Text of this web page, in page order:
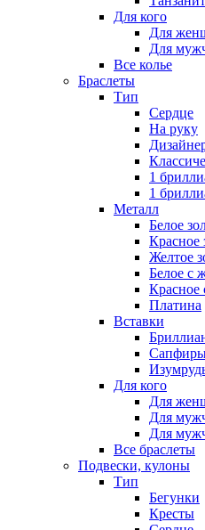
Для кого
Для
Для
Все колье
Браслеты
Тип
Сердце
На руку
1
1
Металл
Белое
Красное
Желтое
Белое с
Красное
Платина
Вставки
Для кого
Для
Для
Для
Все браслеты
Подвески, кулоны
Тип
Бегунки
Кресты